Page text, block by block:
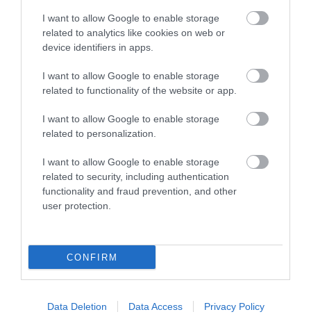
I want to allow Google to enable storage
related to analytics like cookies on web or
device identifiers in apps.
I want to allow Google to enable storage
related to functionality of the website or app.
I want to allow Google to enable storage
related to personalization.
I want to allow Google to enable storage
related to security, including authentication
functionality and fraud prevention, and other
user protection.
CONFIRM
Data Deletion Data Access Privacy Policy
Rimi Rīgas maratona
organizatori un NMPD aicina
savu veselību
Nevis ātrāk, bet gudrāk – kā
skriet, nesabojājot veselību
vecumdienās izvairītos no
Padel pievelk pat tos, kuriem